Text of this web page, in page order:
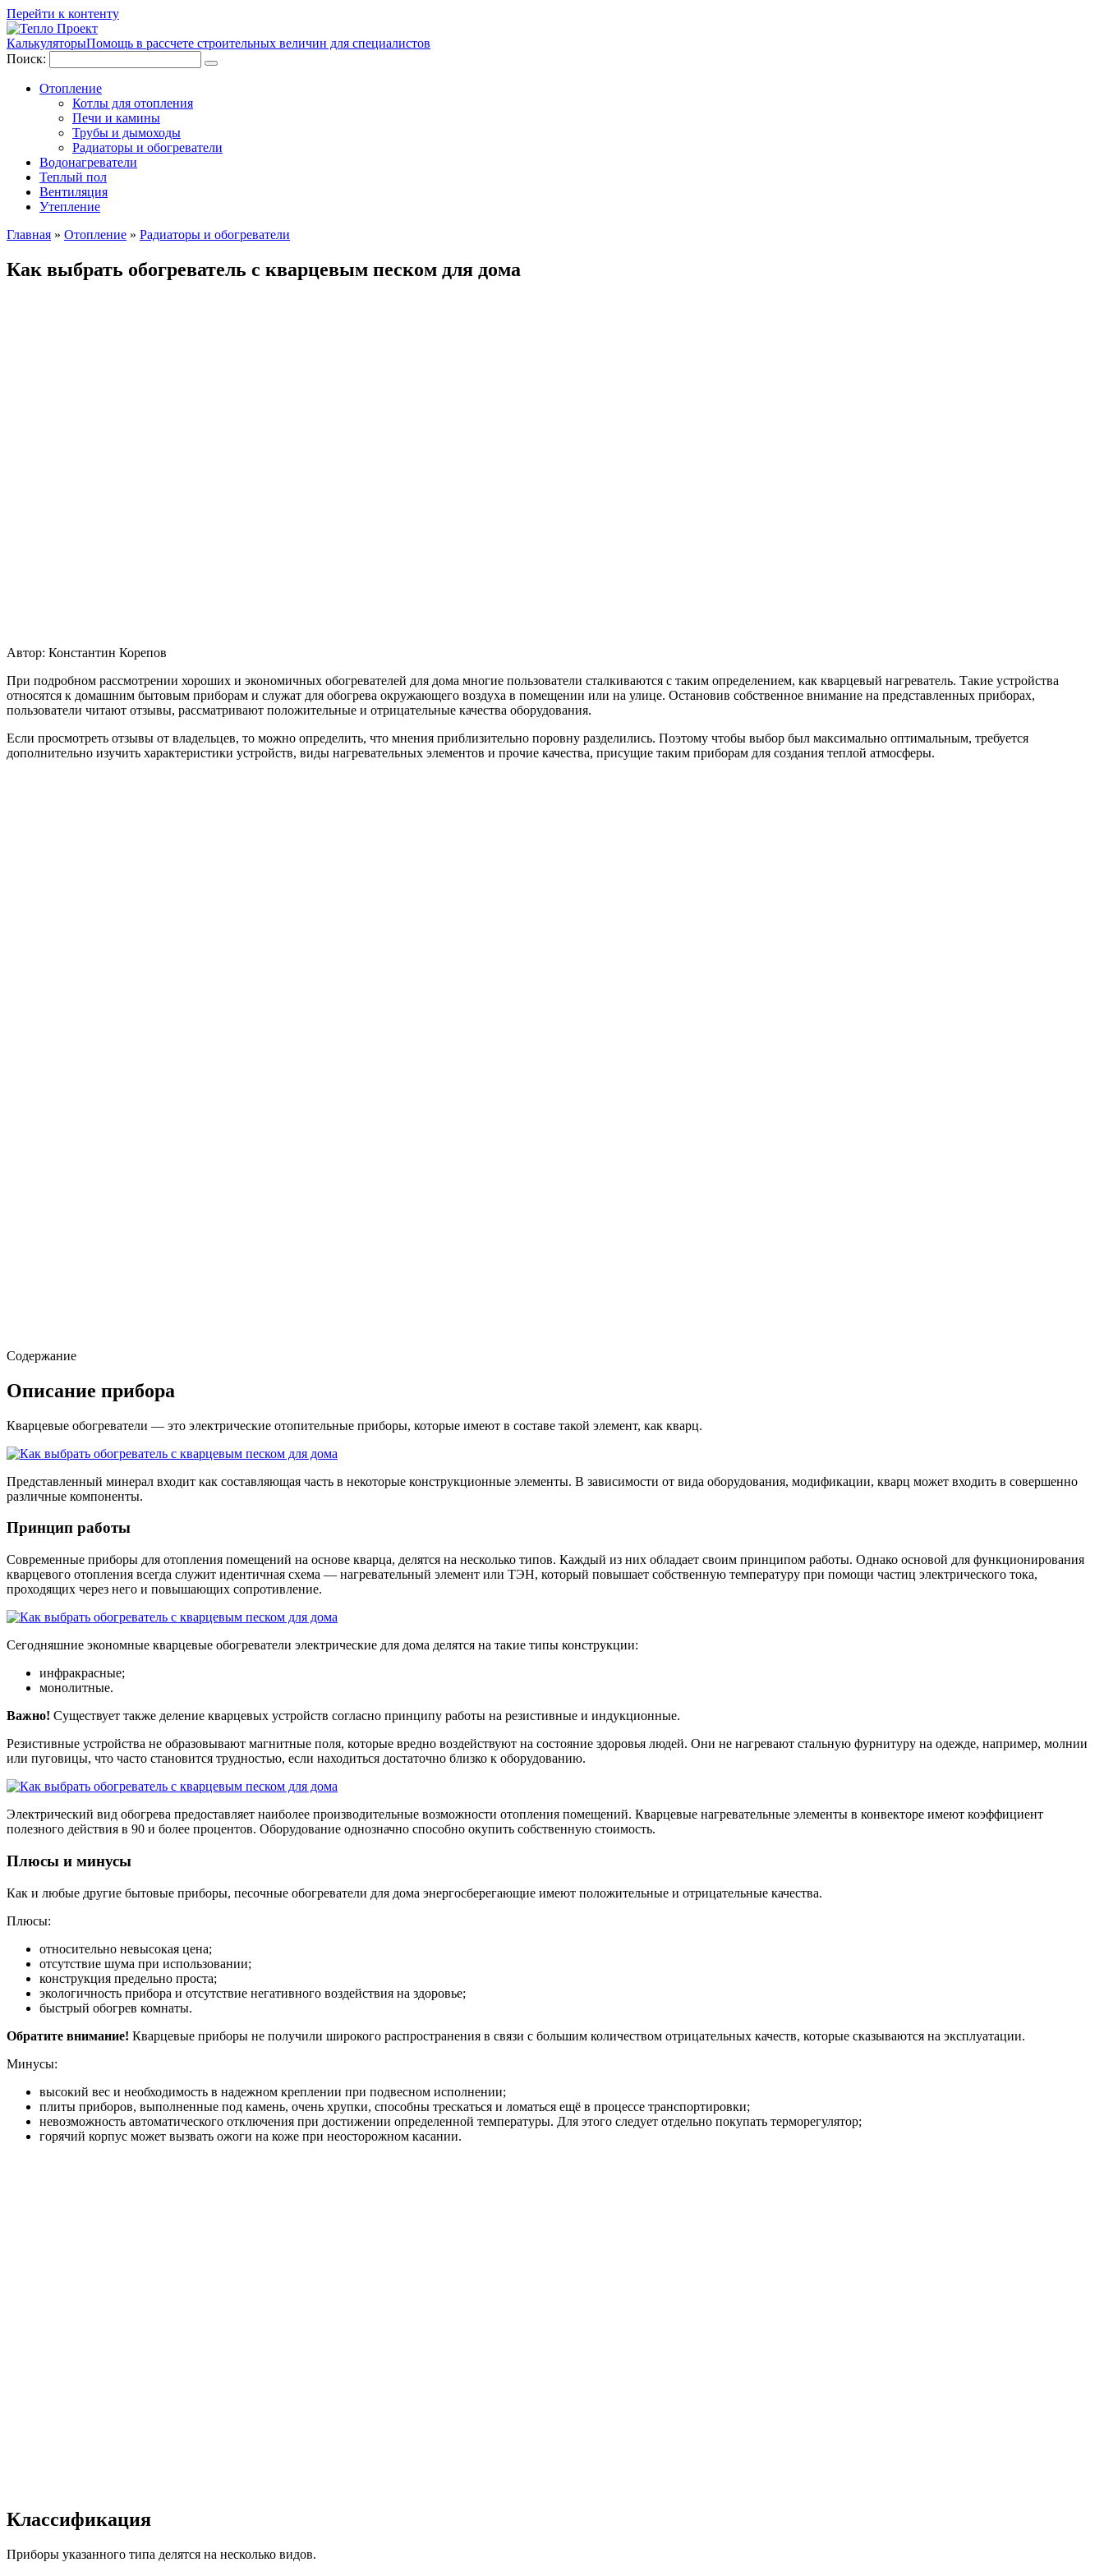
Перейти к контенту
КалькуляторыПомощь в рассчете строительных величин для специалистов
Поиск:
Отопление
Котлы для отопления
Печи и камины
Трубы и дымоходы
Радиаторы и обогреватели
Водонагреватели
Теплый пол
Вентиляция
Утепление
Главная » Отопление » Радиаторы и обогреватели
Как выбрать обогреватель с кварцевым песком для дома
Автор: Константин Корепов
При подробном рассмотрении хороших и экономичных обогревателей для дома многие пользователи сталкиваются с таким определением, как кварцевый нагреватель. Такие устройства
относятся к домашним бытовым приборам и служат для обогрева окружающего воздуха в помещении или на улице. Остановив собственное внимание на представленных приборах,
пользователи читают отзывы, рассматривают положительные и отрицательные качества оборудования.
Если просмотреть отзывы от владельцев, то можно определить, что мнения приблизительно поровну разделились. Поэтому чтобы выбор был максимально оптимальным, требуется
дополнительно изучить характеристики устройств, виды нагревательных элементов и прочие качества, присущие таким приборам для создания теплой атмосферы.
Содержание
Описание прибора
Кварцевые обогреватели — это электрические отопительные приборы, которые имеют в составе такой элемент, как кварц.
Представленный минерал входит как составляющая часть в некоторые конструкционные элементы. В зависимости от вида оборудования, модификации, кварц может входить в совершенно
различные компоненты.
Принцип работы
Современные приборы для отопления помещений на основе кварца, делятся на несколько типов. Каждый из них обладает своим принципом работы. Однако основой для функционирования
кварцевого отопления всегда служит идентичная схема — нагревательный элемент или ТЭН, который повышает собственную температуру при помощи частиц электрического тока,
проходящих через него и повышающих сопротивление.
Сегодняшние экономные кварцевые обогреватели электрические для дома делятся на такие типы конструкции:
инфракрасные;
монолитные.
Важно! Существует также деление кварцевых устройств согласно принципу работы на резистивные и индукционные.
Резистивные устройства не образовывают магнитные поля, которые вредно воздействуют на состояние здоровья людей. Они не нагревают стальную фурнитуру на одежде, например, молнии
или пуговицы, что часто становится трудностью, если находиться достаточно близко к оборудованию.
Электрический вид обогрева предоставляет наиболее производительные возможности отопления помещений. Кварцевые нагревательные элементы в конвекторе имеют коэффициент
полезного действия в 90 и более процентов. Оборудование однозначно способно окупить собственную стоимость.
Плюсы и минусы
Как и любые другие бытовые приборы, песочные обогреватели для дома энергосберегающие имеют положительные и отрицательные качества.
Плюсы:
относительно невысокая цена;
отсутствие шума при использовании;
конструкция предельно проста;
экологичность прибора и отсутствие негативного воздействия на здоровье;
быстрый обогрев комнаты.
Обратите внимание! Кварцевые приборы не получили широкого распространения в связи с большим количеством отрицательных качеств, которые сказываются на эксплуатации.
Минусы:
высокий вес и необходимость в надежном креплении при подвесном исполнении;
плиты приборов, выполненные под камень, очень хрупки, способны трескаться и ломаться ещё в процессе транспортировки;
невозможность автоматического отключения при достижении определенной температуры. Для этого следует отдельно покупать терморегулятор;
горячий корпус может вызвать ожоги на коже при неосторожном касании.
Классификация
Приборы указанного типа делятся на несколько видов.